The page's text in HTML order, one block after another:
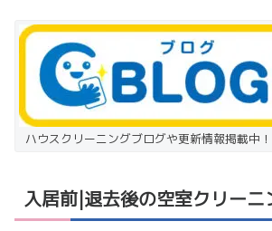
ハウスクリーニングブログや更新情報掲載中！
入居前|退去後の空室クリーニ